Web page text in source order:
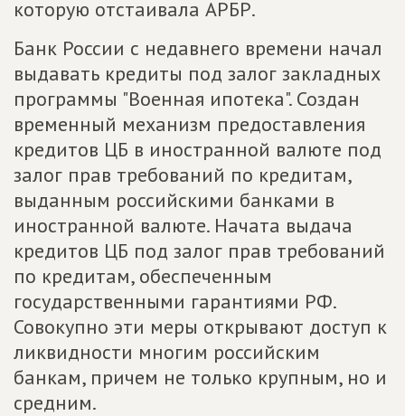
которую отстаивала АРБР.
Банк России с недавнего времени начал
выдавать кредиты под залог закладных
программы "Военная ипотека". Создан
временный механизм предоставления
кредитов ЦБ в иностранной валюте под
залог прав требований по кредитам,
выданным российскими банками в
иностранной валюте. Начата выдача
кредитов ЦБ под залог прав требований
по кредитам, обеспеченным
государственными гарантиями РФ.
Совокупно эти меры открывают доступ к
ликвидности многим российским
банкам, причем не только крупным, но и
средним.